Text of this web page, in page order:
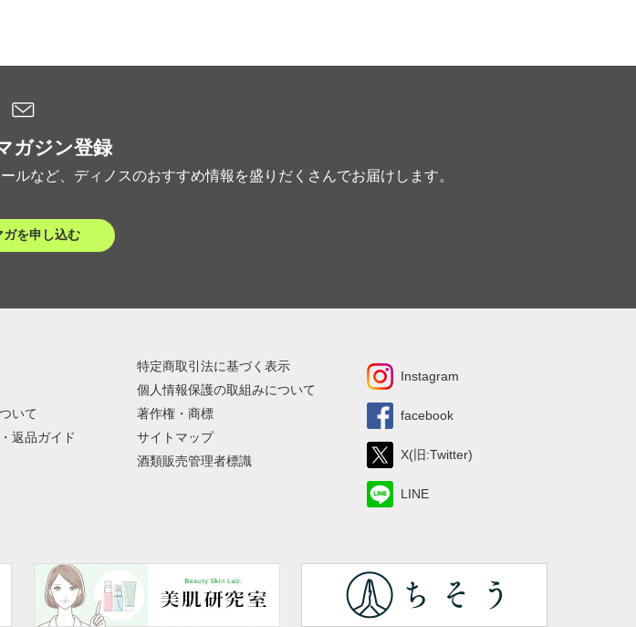
ガジン登録
ルなど、ディノスのおすすめ情報を盛りだくさんでお届けします。
ガを申し込む
いて
返品ガイド
特定商取引法に基づく表示
個人情報保護の取組みについて
著作権・商標
サイトマップ
酒類販売管理者標識
Instagram
facebook
X(旧:Twitter)
LINE